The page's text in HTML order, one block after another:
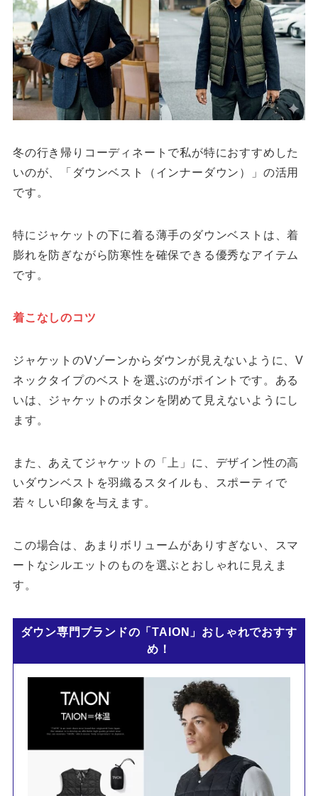
冬の行き帰りコーディネートで私が特におすすめした
いのが、「ダウンベスト（インナーダウン）」の活用
です。
特にジャケットの下に着る薄手のダウンベストは、着
膨れを防ぎながら防寒性を確保できる優秀なアイテム
です。
着こなしのコツ
ジャケットのVゾーンからダウンが見えないように、V
ネックタイプのベストを選ぶのがポイントです。ある
いは、ジャケットのボタンを閉めて見えないようにし
ます。
また、あえてジャケットの「上」に、デザイン性の高
いダウンベストを羽織るスタイルも、スポーティで
若々しい印象を与えます。
この場合は、あまりボリュームがありすぎない、スマ
ートなシルエットのものを選ぶとおしゃれに見えま
す。
ダウン専門ブランドの「TAION」おしゃれでおすす
め！